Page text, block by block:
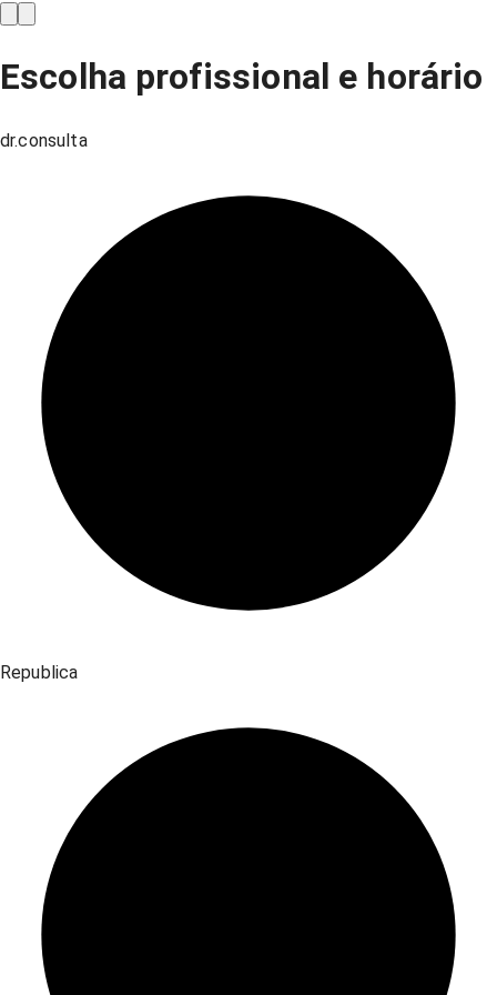
Escolha profissional e horário
dr.consulta
Republica